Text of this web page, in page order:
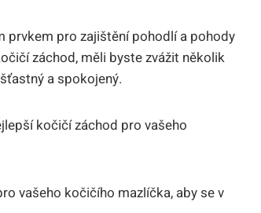
prvkem pro zajištění pohodlí a pohody
záchod, měli byste zvážit několik
a spokojený.
kočičí záchod pro vašeho
vašeho ‍kočičího mazlíčka, aby ⁢se v